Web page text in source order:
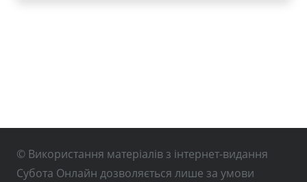
© Використання матеріалів з інтернет-видання
Субота Онлайн дозволяється лише за умови